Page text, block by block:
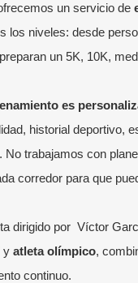
un servicio de
los niveles: desde
un 5K, 10K,
es
historial deportivo,
No trabajamos con
corredor para que
dirigido por Víctor
y atleta olímpico,
continuo.